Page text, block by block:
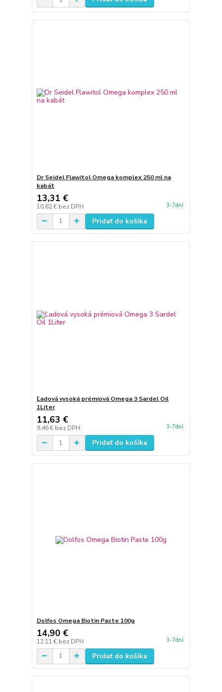
Dr Seidel Flawitol Omega komplex 250 ml na
kabát
13,31 €
10,82 € bez DPH 3-7dní
Pridať do košíka
Ľadová vysoká prémiová Omega 3 Sardel Oil
1Liter
11,63 €
9,46 € bez DPH 3-7dní
Pridať do košíka
Dolfos Omega Biotin Paste 100g
14,90 €
12,11 € bez DPH 3-7dní
Pridať do košíka